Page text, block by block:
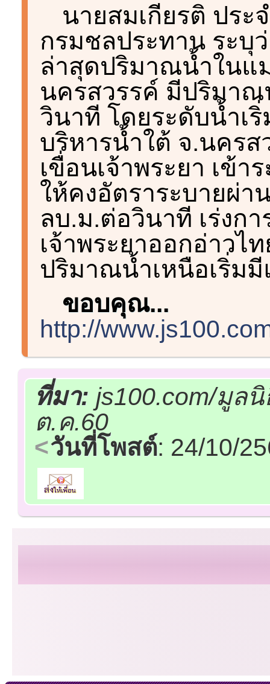
นายสมเกียรติ ประ
กรมชลประทาน ระบุ
ล่าสุดปริมาณน้ำในแ
นครสวรรค์ มีปริมาณ
วินาที โดยระดับน้ำเ
บริหารน้ำใต้ จ.นครส
เขื่อนเจ้าพระยา เข้า
ให้คงอัตราระบายผ่า
ลบ.ม.ต่อวินาที เร่งก
เจ้าพระยาออกอ่าว
ปริมาณน้ำเหนือเริ่ม
ขอบคุณ...
http://
ที่มา: js100.com/มูล
ต.ค.60
วันที่โพสต์: 24/10/